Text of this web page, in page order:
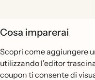
Cosa imparerai
Scopri come aggiungere
utilizzando l'editor
coupon ti consente di